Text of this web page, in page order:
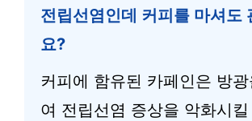
전립선염인데 커피를 마셔도
요?
커피에 함유된 카페인은 방
여 전립선염 증상을 악화시